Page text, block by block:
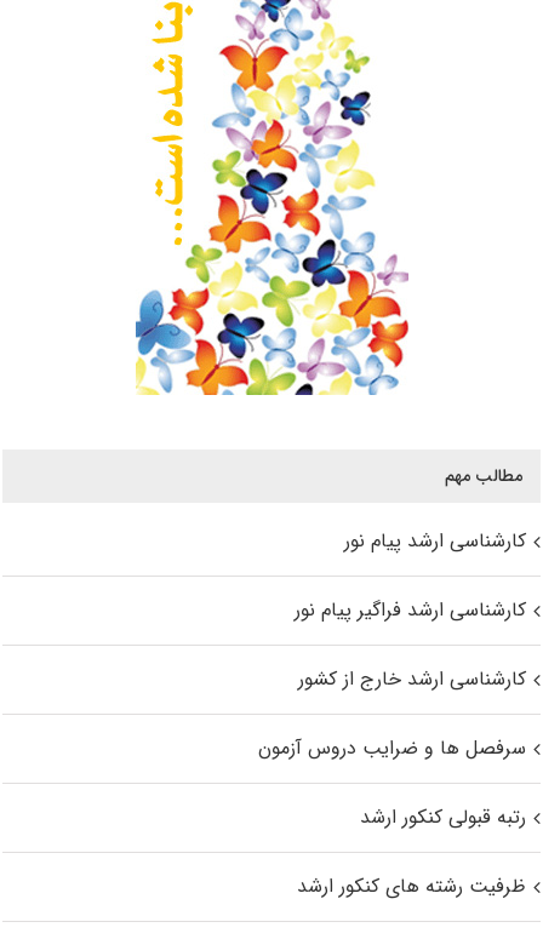
مطالب مهم
کارشناسی ارشد پیام نور
کارشناسی ارشد فراگیر پیام نور
کارشناسی ارشد خارج از کشور
سرفصل ها و ضرایب دروس آزمون
رتبه قبولی کنکور ارشد
ظرفیت رشته های کنکور ارشد